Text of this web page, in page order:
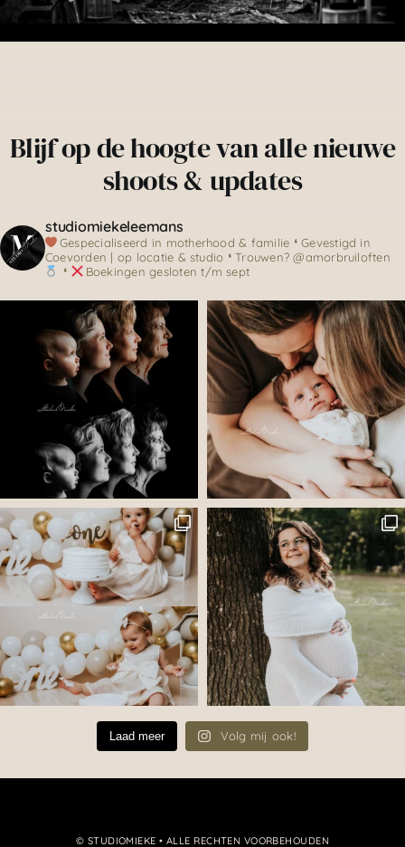
Blijf op de hoogte van alle nieuwe
shoots & updates
studiomiekeleemans
Gespecialiseerd in motherhood & familie ❛ Gevestigd in
Coevorden | op locatie & studio ❛ Trouwen? @amorbruiloften
❛
Boekingen gesloten t/m sept
Laad meer Volg mij ook!
© STUDIOMIEKE • ALLE RECHTEN VOORBEHOUDEN